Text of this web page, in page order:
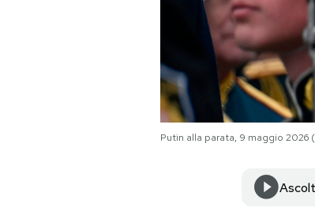
Hai bisogno di aiuto?
Putin alla parata, 9 maggio 2026